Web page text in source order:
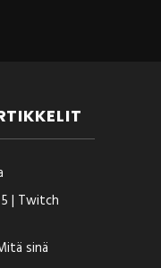
| Twitch
sinä